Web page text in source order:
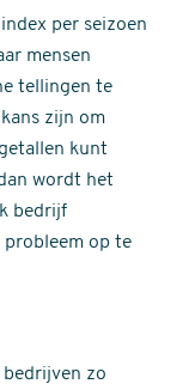
per seizoen
mensen
tellingen te
zijn om
kunt
wordt het
bedrijf
probleem op te
zo